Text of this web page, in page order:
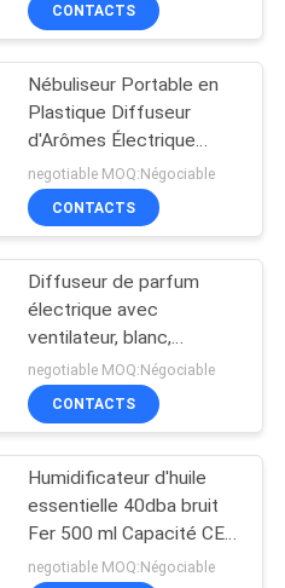
parfum
75
CONTACTS
Nébuliseur Portable en
Plastique Diffuseur
d'Arômes Électrique
300ml Pour Salle de
Conférence
negotiable MOQ:Négociable
CONTACTS
Diffuseur de parfum
électrique avec
ventilateur, blanc,
capacité 1L
negotiable MOQ:Négociable
CONTACTS
Humidificateur d'huile
essentielle 40dba bruit
Fer 500 ml Capacité CE
homologuée
negotiable MOQ:Négociable